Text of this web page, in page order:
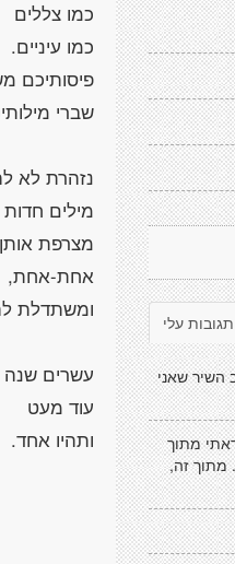
תגובות עלי
השיר שאני
מתוך
מתוך זה,